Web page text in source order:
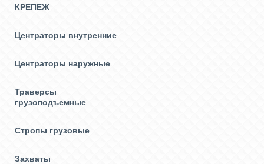
КРЕПЕЖ
Центраторы внутренние
Центраторы наружные
Траверсы
грузоподъемные
Стропы грузовые
Захваты